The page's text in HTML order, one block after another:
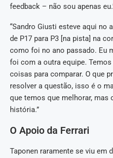
feedback – não sou apenas
“Sandro Giusti esteve aqui no
de P17 para P3 [na pista] na
como foi no ano passado. Eu
foi com a outra equipe.
coisas para comparar. O que
resolver a questão, isso é o
que temos que melhorar, mas
história.”
O Apoio da Ferrari
Taponen raramente se viu em